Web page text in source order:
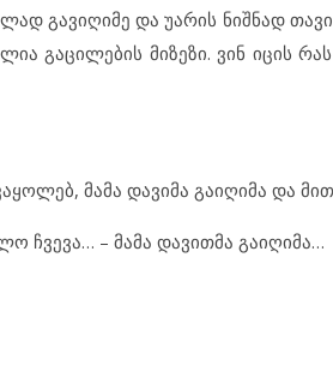
გავიღიმე და უარის ნიშნად თავი
გაცილების მიზეზი. ვინ იცის
მამა დავიმა გაიღიმა და
ჩვევა… – მამა დავითმა გაიღიმა…